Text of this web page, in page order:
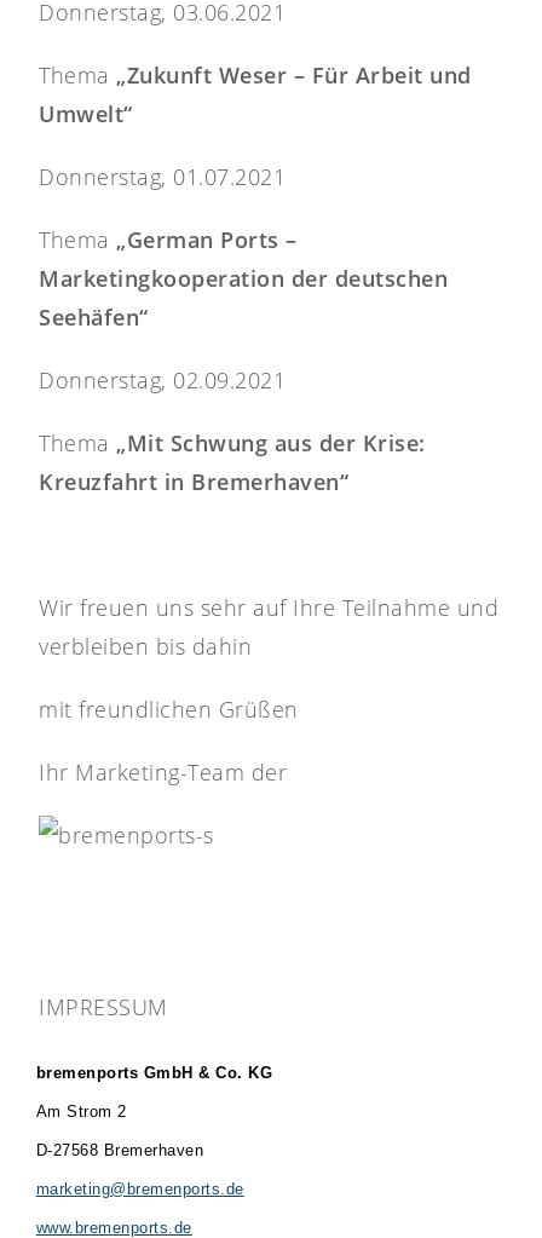
Donnerstag, 03.06.2021
Thema „Zukunft Weser – Für Arbeit und
Umwelt“
Donnerstag, 01.07.2021
Thema „German Ports –
Marketingkooperation der deutschen
Seehäfen“
Donnerstag, 02.09.2021
Thema „Mit Schwung aus der Krise:
Kreuzfahrt in Bremerhaven“
Wir freuen uns sehr auf Ihre Teilnahme und
verbleiben bis dahin
mit freundlichen Grüßen
Ihr Marketing-Team der
IMPRESSUM
bremenports GmbH & Co. KG
Am Strom 2
D-27568 Bremerhaven
marketing@bremenports.de
www.bremenports.de